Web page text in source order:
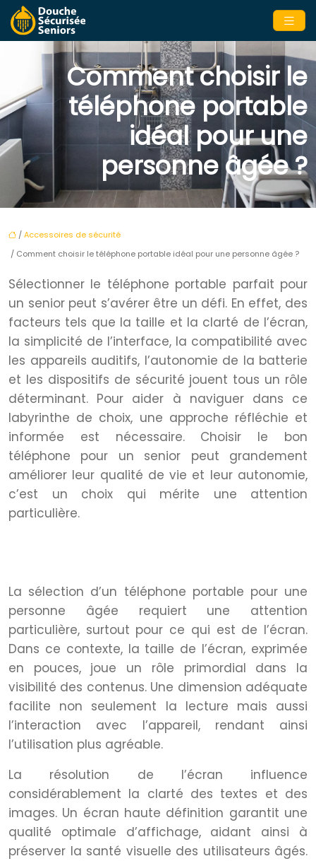
Comment choisir le
téléphone portable
idéal pour une
personne âgée ?
/Accessoires de sécurité
/ Comment choisir le téléphone portable idéal pour une personne âgée ?
Sélectionner le téléphone portable parfait pour
un senior peut s’avérer être un défi. En effet, des
facteurs tels que la taille et la clarté de l’écran,
la simplicité de l’interface, la compatibilité avec
les appareils auditifs, l’autonomie de la batterie
et les dispositifs de sécurité jouent tous un rôle
déterminant. Pour aider à naviguer dans ce
labyrinthe de choix, une approche réfléchie et
informée est nécessaire. Choisir le bon
téléphone pour un senior peut grandement
améliorer leur qualité de vie et leur autonomie,
c’est un choix qui mérite une attention
particulière.
La sélection d’un téléphone portable pour une
personne âgée requiert une attention
particulière, surtout pour ce qui est de l’écran.
Dans ce contexte, la taille de l’écran, exprimée
en pouces, joue un rôle primordial dans la
visibilité des contenus. Une dimension adéquate
facilite non seulement la lecture mais aussi
l’interaction avec l’appareil, rendant ainsi
l’utilisation plus agréable.
La résolution de l’écran influence
considérablement la clarté des textes et des
images. Un écran haute définition garantit une
qualité optimale d’affichage, aidant ainsi à
préserver la santé visuelle des utilisateurs âgés.